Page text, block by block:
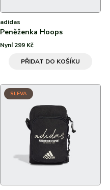
adidas
Peněženka Hoops
Nyní 299 Kč
PŘIDAT DO KOŠÍKU
SLEVA